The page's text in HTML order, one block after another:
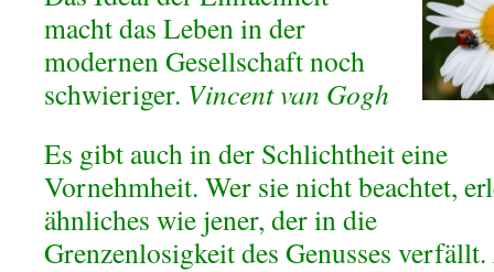
macht das Leben in der
modernen Gesellschaft noch
schwieriger. Vincent van Gogh
Es gibt auch in der Schlichtheit eine
Vornehmheit. Wer sie nicht beachtet,
ähnliches wie jener, der in die
Grenzenlosigkeit des Genusses verfällt.